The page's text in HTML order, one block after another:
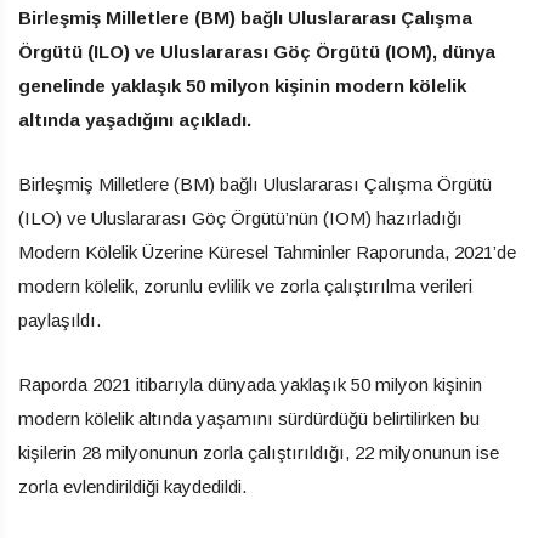
Birleşmiş Milletlere (BM) bağlı Uluslararası Çalışma
Örgütü (ILO) ve Uluslararası Göç Örgütü (IOM), dünya
genelinde yaklaşık 50 milyon kişinin modern kölelik
altında yaşadığını açıkladı.
Birleşmiş Milletlere (BM) bağlı Uluslararası Çalışma Örgütü
(ILO) ve Uluslararası Göç Örgütü’nün (IOM) hazırladığı
Modern Kölelik Üzerine Küresel Tahminler Raporunda, 2021’de
modern kölelik, zorunlu evlilik ve zorla çalıştırılma verileri
paylaşıldı.
Raporda 2021 itibarıyla dünyada yaklaşık 50 milyon kişinin
modern kölelik altında yaşamını sürdürdüğü belirtilirken bu
kişilerin 28 milyonunun zorla çalıştırıldığı, 22 milyonunun ise
zorla evlendirildiği kaydedildi.